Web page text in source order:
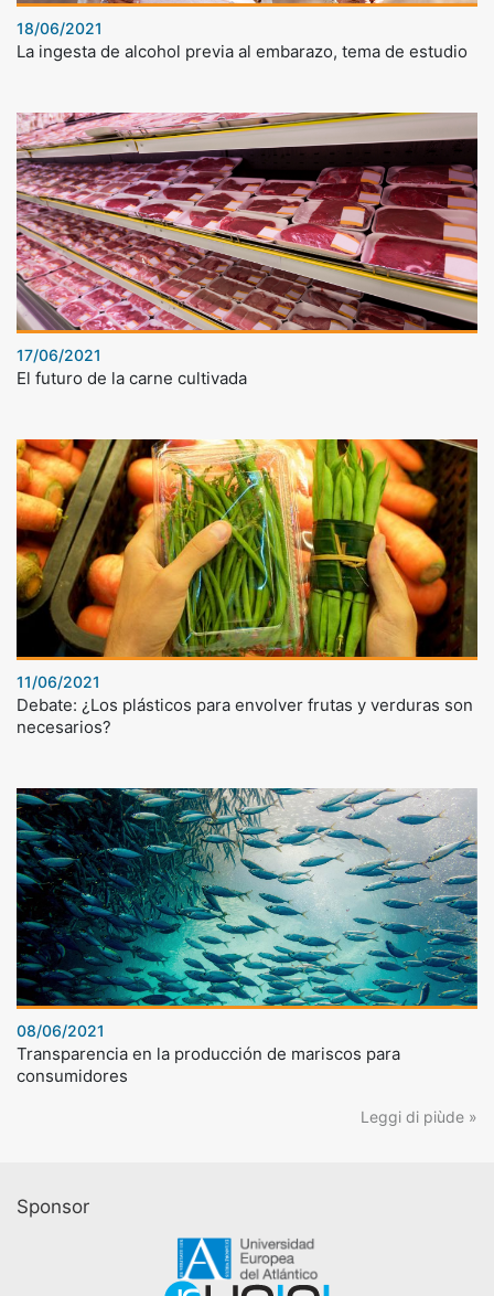
18/06/2021
La ingesta de alcohol previa al embarazo, tema de estudio
17/06/2021
El futuro de la carne cultivada
11/06/2021
Debate: ¿Los plásticos para envolver frutas y verduras son
necesarios?
08/06/2021
Transparencia en la producción de mariscos para
consumidores
Leggi di piùde »
Sponsor